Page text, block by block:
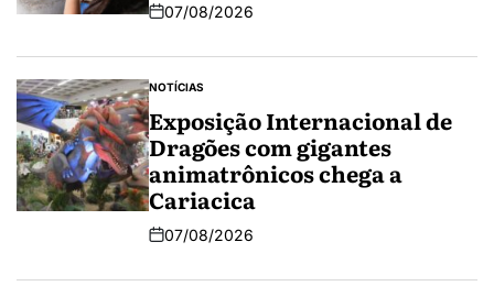
07/08/2026
NOTÍCIAS
Exposição Internacional de
Dragões com gigantes
animatrônicos chega a
Cariacica
07/08/2026